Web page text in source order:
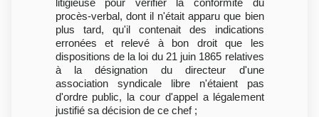
litigieuse pour vérifier la conformité du
procès-verbal, dont il n'était apparu que bien
plus tard, qu'il contenait des indications
erronées et relevé à bon droit que les
dispositions de la loi du 21 juin 1865 relatives
à la désignation du directeur d'une
association syndicale libre n'étaient pas
d'ordre public, la cour d'appel a légalement
justifié sa décision de ce chef ;